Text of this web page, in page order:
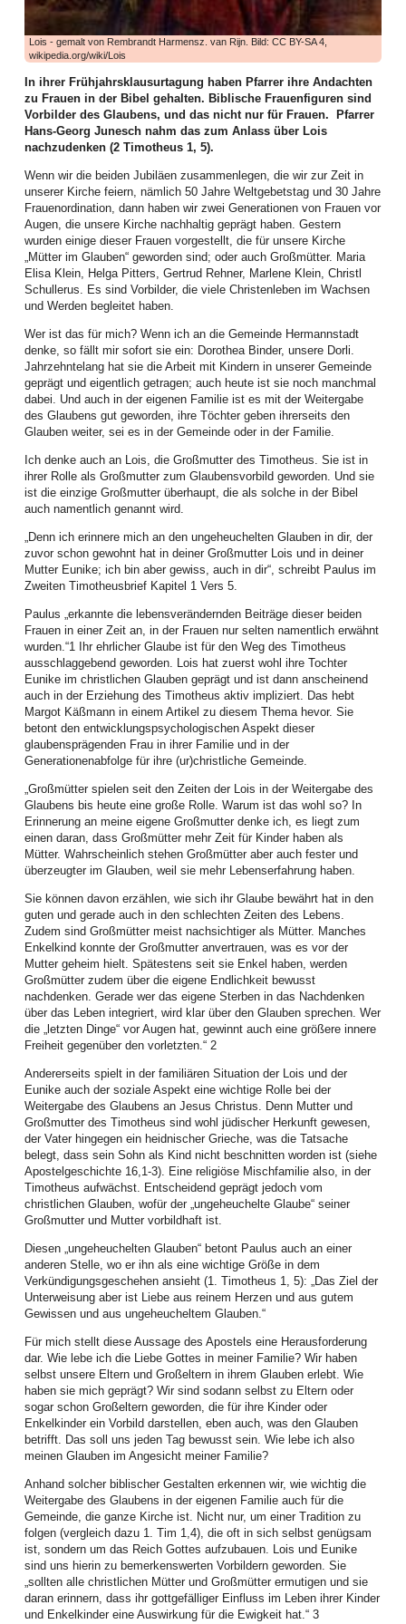
Halbjahres lässt sich auf jeden Fall sehen, wie dies die zahlreichen
Aktivitäten dokumentieren.
Die Frauenarbeit begann mit einem aufgabenreichen Auftakt das neue Jahr:
Am zweiten Arbeitswochenende im Januar kamen Frauen aus allen Bezirken
zur Vorbereitung des WGT 2026 im Elimheim in Michelsberg zusammen. Sie
folgten der Einladung des Organisatorinnenteams, um Nigeria und seine
Einwohner kennenzulernen, den Bibeltext aus Matthäus 11,28-30 zu
vertiefen, die Lieder einzuüben und den Gottesdienst nach der Ordnung der
Gemeinden zurückzukehren.
Höhepunkt dieser Landesweiten Werkstatt für WGT-Multiplikatorinnen war ein
Zoom-Gespräch mit Priester Emeka Emeakaroha, der sich zu dem Zeitpunkt
in Ihitte befand und sein soziales Projekt in Wort und Bild vorstellte. Die
Teilnehmerinnen waren zutiefst beeindruckt. Für dieses Krankenhaus, bei
dem über 70.000 Menschen aus der Region medizinische Verpflegung
erhalten, und die Schule, wo über 900 Kindern Zugang zu Bildung geboten
wird, ist dann auch die Kollekte des WGT in unserer Landeskirche
Im Februar boten Frauen einen Entspannungsnachmittag an: der Einladung
der Mitarbeiterinnen der Frauenarbeit folgten Mitte Februar viel mehr Frauen
als erwartet. Juliane Topârcean (Hermannstadt) stellte zwei Methoden vor:
PME (progressive Muskelentspannung nach Jacobsen) und Qigong. Die
überwältigende Resonanz und die vielen Rückmeldungen interessierter
Frauen sprengte den geplanten Rahmen.
So musste kurzfristig vom Terrassensaal der EAS in den Großen Saal der
EAS umdisponiert und die Anmeldeliste frühzeitig geschlossen werden. Die
gute Stimmung und der wirksame Effekt der vorgestellten Methoden weckte
in den Teilnehmerinnen den Wunsch nach mindestens einem
Frauen setzten sich aktiv für den Weltgebetstag ein: Der Monat Februar war
von vielen Vorbereitungen geprägt. Studientage und Informationsnachmittage
wurden organisiert, die Lieder in Chorproben, Kindergottesdiensten und
Bibelkreisen vertieft.
Frauen luden im März ein: Kommt, feiert mit uns den Weltgebetstag.
„Kommt! Bringt eure Last.“ - dieser Einladung des Weltgebetstags, der von
Christinnen aus Nigeria ausgetragen wurde, folgten zahlreiche
Gemeindeglieder und ökumenische Gäste aus 50 verschiedenen
Ortschaften. In 17 Ortschaften wurden 20 WGT-Gottesdienste gefeiert, zwölf
davon am Stichtag, dem 6. März 2026, einer Online (Petroschen). Auch die
Angestellten des LK feierten in diesem Jahr im Festsaal des Bischofshauses
mit. 63 Kinder nahmen an den fünf angebotenen Kindergottesdiensten teil,
Das soziale Projekt beeindruckte alle, die gesamte Spendensumme stellt
eine Rekordkollekte dar. Der Weltgebetstag ist ein Höhepunkt im
Gemeindeleben. Menschen lassen sich immer wieder aufs Neue begeistern,
informiert zu beten und betend zu handeln.
Mitte März organisierten die Frauen die jährliche Vertreterinnenversammlung
Hermannstadt durchgeführt. Der Einladung der Vorstandsfrauen folgten 40
aktive Frauen aus 21 Gemeinden aller Bezirke. Der Gottesdienst zu Beginn
war der Jahreslosung gewidmet und wurde von vier Diplom-Theologinnen
unserer Landeskirche gestaltet. Das Hauptreferat zum Thema Frauenrechte
hielt Andrei Ciubotaru (Kronstadt), Mitglied im Jugendwerk der EKR.
Inspiriert und informiert gingen die Frauen in die Gruppenarbeit und
beschäftigten sich intensiv mit diesem umfassenden Thema. Für die
Vorstandswahlen wurden viele starke Frauen als Kandidatinnen
vorgeschlagen. Nach zehn Jahren intensiver Zusammenarbeit
dem Versprechen, auch zukünftig punktuell mitzuwirken.
In den neuen Vorstand wurden Angelika Sara Beer (Neppendorf), Sunhild
Galter (Neppendorf), Dietlinde Köber (Bukarest) und Martina Melinda Zey
(Sächsisch Regen) gewählt. Ihnen stehen weiterhin Henriette Guib
(Hermannstadt) als Ehrenvorsitzende und Katharina Borsos (Bistritz) als LK-
Mitglied zur Seite.
In der ersten Vorstandssitzung wurden Sunhild Galter als Vorsitzende und
Martina Melinda Zey als Stellvertretende gewählt. „Siehe ich mache alles
neu“. Neue Wege liegen vor uns, neue Chancen ergeben sich und Frauen
sind bereit, sich mit ihren Gaben zugunsten dieser landesweiten Arbeit
einzubringen und Zukunft zu gestalten.
Die Frauen boten auch Fortbildungen an: Mit Schwung und Wissensgier ging
es eine Woche später mit dem 9. Nähkurs der erfolgreichen Fortbildungsreihe
„Vom geschickten Umgang mit der Nähmaschine“ weiter. Diese von der
Arbeitsgemeinschaft der Frauenarbeit im GAW finanzierte Reihe ist stets
ausgebucht und erfordert Reserveanmeldelisten. Dass die Anfertigung eines
Kleidungsstücks viel Geschicktheit, mathematische Gewandtheit und viel
Geduld erfordert, erfuhren die Teilnehmenden auch dieses Mal.
Unter der fachkundigen und geduldigen Anleitung der Schneidermeisterin
Irene Gaspar schafften es alle, passende Schnitte anzufertigen und
maßgeschneiderte Hosen zu nähen, eine Teilnehmerin sogar für ihr
bevorstehende 50-jähriges Klassentreffen. Ein Erfolg! Für sie und alle
Teilnehmerinnen.
Frauen richteten ihren Blick auf die landschaftliche Umgebung und luden zum
Wandern ein. Gottes wunderbare Schöpfung konnten die 28 von nah und fern
angereisten Teilnehmenden des Wandertags der Frauenarbeit Mitte April
bestaunen. Dass ein Wandertag mehr als nur Schritte und km Zählen,
Höhenunterschiede und Lokalkolorit Kennenlernen bedeutet, das erlebten alle
an jenem Samstag im April auf dem Rundgang von Michelsberg nach
Răşinari und zurück.
Lois - gemalt von Rembrandt Harmensz. van Rijn. Bild: CC BY-SA 4,
wikipedia.org/wiki/Lois
In ihrer Frühjahrsklausurtagung haben Pfarrer ihre Andachten
zu Frauen in der Bibel gehalten. Biblische Frauenfiguren sind
Vorbilder des Glaubens, und das nicht nur für Frauen.
Pfarrer
Hans-Georg Junesch nahm das zum Anlass über Lois
nachzudenken (2 Timotheus 1, 5).
Wenn wir die beiden Jubiläen zusammenlegen, die wir zur Zeit in
unserer Kirche feiern, nämlich 50 Jahre Weltgebetstag und 30 Jahre
Frauenordination, dann haben wir zwei Generationen von Frauen vor
Augen, die unsere Kirche nachhaltig geprägt haben. Gestern
wurden einige dieser Frauen vorgestellt, die für unsere Kirche
„Mütter im Glauben“ geworden sind; oder auch Großmütter. Maria
Elisa Klein, Helga Pitters, Gertrud Rehner, Marlene Klein, Christl
Schullerus. Es sind Vorbilder, die viele Christenleben im Wachsen
und Werden begleitet haben.
Wer ist das für mich? Wenn ich an die Gemeinde Hermannstadt
denke, so fällt mir sofort sie ein: Dorothea Binder, unsere Dorli.
Jahrzehntelang hat sie die Arbeit mit Kindern in unserer Gemeinde
geprägt und eigentlich getragen; auch heute ist sie noch manchmal
dabei. Und auch in der eigenen Familie ist es mit der Weitergabe
des Glaubens gut geworden, ihre Töchter geben ihrerseits den
Glauben weiter, sei es in der Gemeinde oder in der Familie.
Ich denke auch an Lois, die Großmutter des Timotheus. Sie ist in
ihrer Rolle als Großmutter zum Glaubensvorbild geworden. Und sie
ist die einzige Großmutter überhaupt, die als solche in der Bibel
auch namentlich genannt wird.
„Denn ich erinnere mich an den ungeheuchelten Glauben in dir, der
zuvor schon gewohnt hat in deiner Großmutter Lois und in deiner
Mutter Eunike; ich bin aber gewiss, auch in dir“, schreibt Paulus im
Zweiten Timotheusbrief Kapitel 1 Vers 5.
Paulus „erkannte die lebensverändernden Beiträge dieser beiden
Frauen in einer Zeit an, in der Frauen nur selten namentlich erwähnt
wurden.“1 Ihr ehrlicher Glaube ist für den Weg des Timotheus
ausschlaggebend geworden. Lois hat zuerst wohl ihre Tochter
Eunike im christlichen Glauben geprägt und ist dann anscheinend
auch in der Erziehung des Timotheus aktiv impliziert. Das hebt
Margot Käßmann in einem Artikel zu diesem Thema hevor. Sie
betont den entwicklungspsychologischen Aspekt dieser
glaubensprägenden Frau in ihrer Familie und in der
Generationenabfolge für ihre (ur)christliche Gemeinde.
„Großmütter spielen seit den Zeiten der Lois in der Weitergabe des
Glaubens bis heute eine große Rolle. Warum ist das wohl so? In
Erinnerung an meine eigene Großmutter denke ich, es liegt zum
einen daran, dass Großmütter mehr Zeit für Kinder haben als
Mütter. Wahrscheinlich stehen Großmütter aber auch fester und
überzeugter im Glauben, weil sie mehr Lebenserfahrung haben.
Sie können davon erzählen, wie sich ihr Glaube bewährt hat in den
guten und gerade auch in den schlechten Zeiten des Lebens.
Zudem sind Großmütter meist nachsichtiger als Mütter. Manches
Enkelkind konnte der Großmutter anvertrauen, was es vor der
Mutter geheim hielt. Spätestens seit sie Enkel haben, werden
Großmütter zudem über die eigene Endlichkeit bewusst
nachdenken. Gerade wer das eigene Sterben in das Nachdenken
über das Leben integriert, wird klar über den Glauben sprechen. Wer
die „letzten Dinge“ vor Augen hat, gewinnt auch eine größere innere
Freiheit gegenüber den vorletzten.“ 2
Andererseits spielt in der familiären Situation der Lois und der
Eunike auch der soziale Aspekt eine wichtige Rolle bei der
Weitergabe des Glaubens an Jesus Christus. Denn Mutter und
Großmutter des Timotheus sind wohl jüdischer Herkunft gewesen,
der Vater hingegen ein heidnischer Grieche, was die Tatsache
belegt, dass sein Sohn als Kind nicht beschnitten worden ist (siehe
Apostelgeschichte 16,1-3). Eine religiöse Mischfamilie also, in der
Timotheus aufwächst. Entscheidend geprägt jedoch vom
christlichen Glauben, wofür der „ungeheuchelte Glaube“ seiner
Großmutter und Mutter vorbildhaft ist.
Diesen „ungeheuchelten Glauben“ betont Paulus auch an einer
anderen Stelle, wo er ihn als eine wichtige Größe in dem
Verkündigungsgeschehen ansieht (1. Timotheus 1, 5): „Das Ziel der
Unterweisung aber ist Liebe aus reinem Herzen und aus gutem
Gewissen und aus ungeheucheltem Glauben.“
Für mich stellt diese Aussage des Apostels eine Herausforderung
dar. Wie lebe ich die Liebe Gottes in meiner Familie? Wir haben
selbst unsere Eltern und Großeltern in ihrem Glauben erlebt. Wie
haben sie mich geprägt? Wir sind sodann selbst zu Eltern oder
sogar schon Großeltern geworden, die für ihre Kinder oder
Enkelkinder ein Vorbild darstellen, eben auch, was den Glauben
betrifft. Das soll uns jeden Tag bewusst sein. Wie lebe ich also
meinen Glauben im Angesicht meiner Familie?
Anhand solcher biblischer Gestalten erkennen wir, wie wichtig die
Weitergabe des Glaubens in der eigenen Familie auch für die
Gemeinde, die ganze Kirche ist. Nicht nur, um einer Tradition zu
folgen (vergleich dazu 1. Tim 1,4), die oft in sich selbst genügsam
ist, sondern um das Reich Gottes aufzubauen. Lois und Eunike
sind uns hierin zu bemerkenswerten Vorbildern geworden. Sie
„sollten alle christlichen Mütter und Großmütter ermutigen und sie
daran erinnern, dass ihr gottgefälliger Einfluss im Leben ihrer Kinder
und Enkelkinder eine Auswirkung für die Ewigkeit hat.“ 3